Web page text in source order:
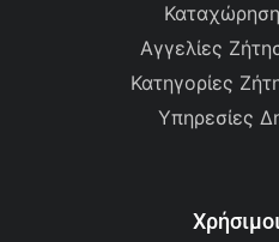
Καταχώρηση
Αγγελίες
Κατηγορίες
Υπηρεσίες